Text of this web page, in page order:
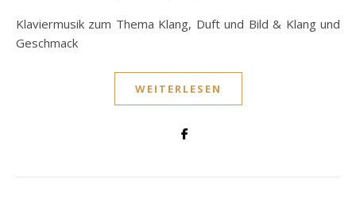
Klaviermusik zum Thema Klang, Duft und Bild & Klang und
Geschmack
WEITERLESEN